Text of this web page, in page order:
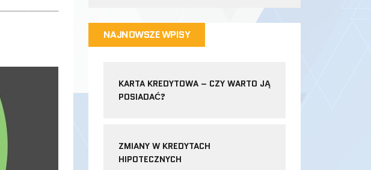
NAJNOWSZE WPISY
KARTA KREDYTOWA – CZY WARTO JĄ
POSIADAĆ?
ZMIANY W KREDYTACH
HIPOTECZNYCH